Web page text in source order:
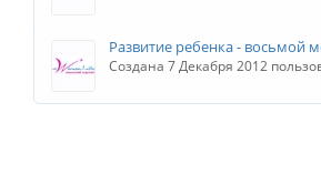
Развитие ребенка - восьмой
Создана 7 Декабря 2012